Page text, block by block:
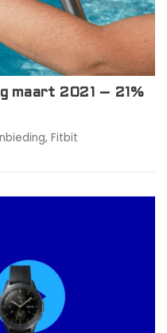
maart 2021 – 21%
, Fitbit